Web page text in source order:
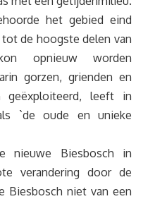
het gebied eind
de hoogste delen van
opnieuw worden
gorzen, grienden en
geëxploiteerd, leeft in
`de oude en unieke
nieuwe Biesbosch in
verandering door de
Biesbosch niet van een